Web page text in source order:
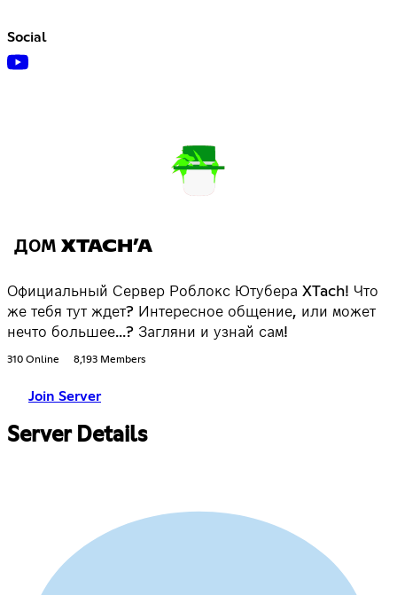
Social
ДОМ XTACH’A
Официальный Сервер Роблокс Ютубера XTach! Что
же тебя тут ждет? Интересное общение, или может
нечто большее...? Загляни и узнай сам!
310 Online 8,193 Members
Join Server
Server Details